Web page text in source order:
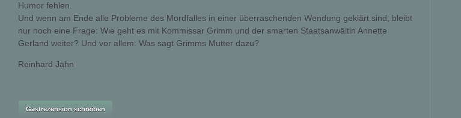
Humor fehlen.
Und wenn am Ende alle Probleme des Mordfalles in einer überraschenden Wendung geklärt sind, bleibt
nur noch eine Frage: Wie geht es mit Kommissar Grimm und der smarten Staatsanwältin Annette
Gerland weiter? Und vor allem: Was sagt Grimms Mutter dazu?
Reinhard Jahn